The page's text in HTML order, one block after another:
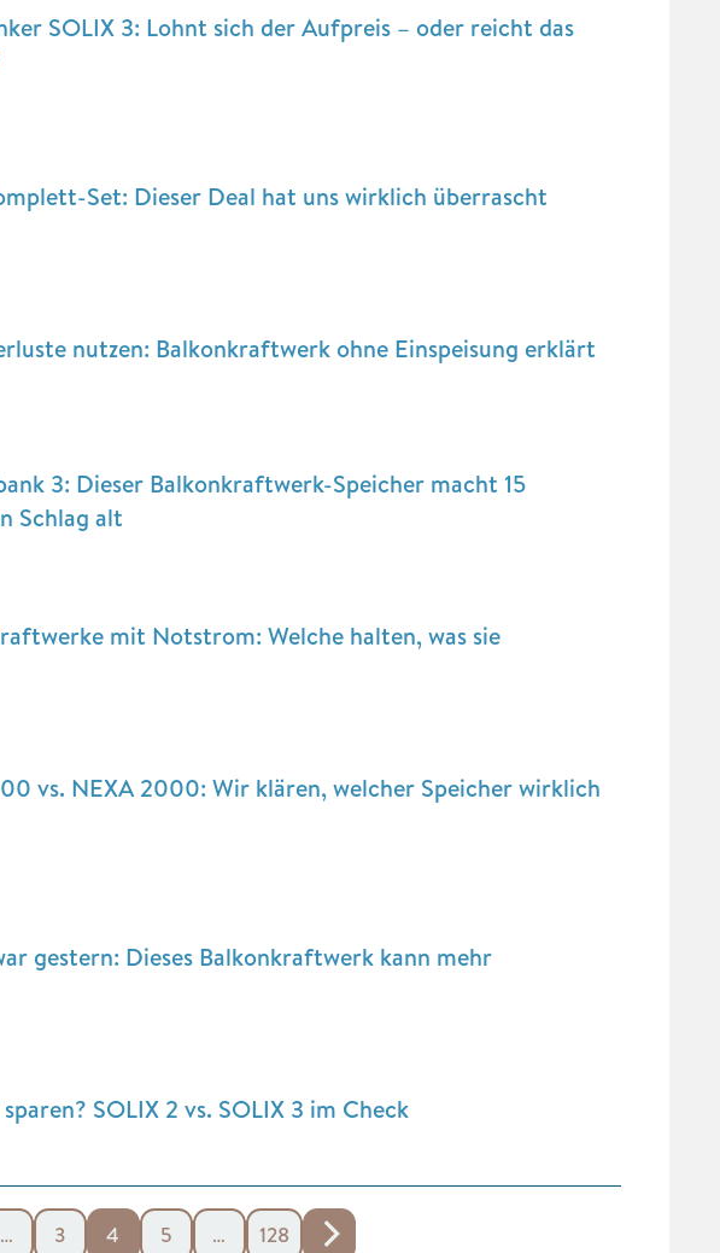
SOLIX 3: Lohnt sich der Aufpreis – oder reicht das
Set: Dieser Deal hat uns wirklich überrascht
nutzen: Balkonkraftwerk ohne Einspeisung erklärt
3: Dieser Balkonkraftwerk-Speicher macht 15
Schlag alt
mit Notstrom: Welche halten, was sie
vs. NEXA 2000: Wir klären, welcher Speicher wirklich
gestern: Dieses Balkonkraftwerk kann mehr
SOLIX 2 vs. SOLIX 3 im Check
… 3 4 5 … 128